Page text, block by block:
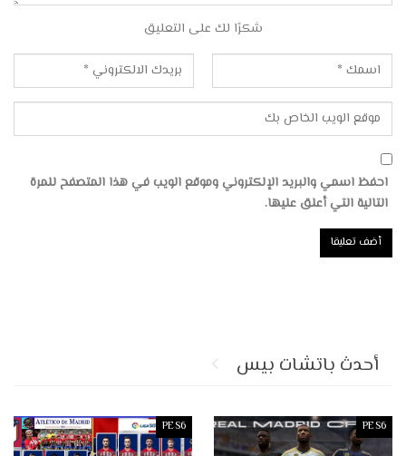
شكرًا لك على التعليق
احفظ اسمي والبريد الإلكتروني وموقع الويب في هذا المتصفح للمرة
التالية التي أعلق عليها.
أحدث باتشات بيس
PES6
PES6